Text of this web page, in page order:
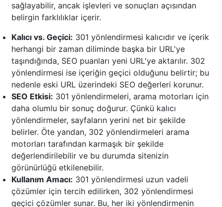
sağlayabilir, ancak işlevleri ve sonuçları açısından
belirgin farklılıklar içerir.
Kalıcı vs. Geçici: 301 yönlendirmesi kalıcıdır ve içerik
herhangi bir zaman diliminde başka bir URL'ye
taşındığında, SEO puanları yeni URL'ye aktarılır. 302
yönlendirmesi ise içeriğin geçici olduğunu belirtir; bu
nedenle eski URL üzerindeki SEO değerleri korunur.
SEO Etkisi: 301 yönlendirmeleri, arama motorları için
daha olumlu bir sonuç doğurur. Çünkü kalıcı
yönlendirmeler, sayfaların yerini net bir şekilde
belirler. Öte yandan, 302 yönlendirmeleri arama
motorları tarafından karmaşık bir şekilde
değerlendirilebilir ve bu durumda sitenizin
görünürlüğü etkilenebilir.
Kullanım Amacı: 301 yönlendirmesi uzun vadeli
çözümler için tercih edilirken, 302 yönlendirmesi
geçici çözümler sunar. Bu, her iki yönlendirmenin